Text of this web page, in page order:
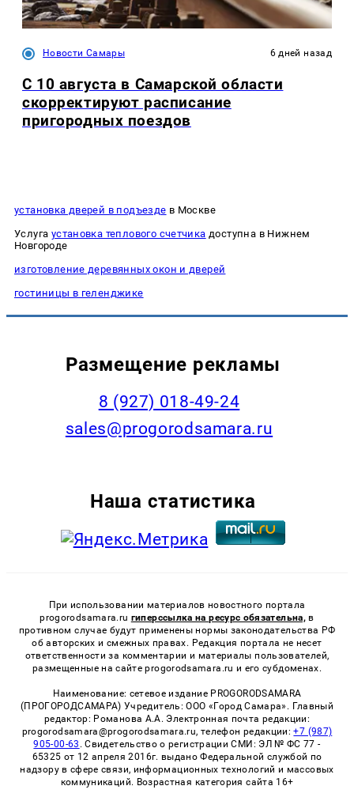
Новости Самары 6 дней назад
С 10 августа в Самарской области
скорректируют расписание
пригородных поездов
установка дверей в подъезде в Москве
Услуга установка теплового счетчика доступна в Нижнем
Новгороде
изготовление деревянных окон и дверей
гостиницы в геленджике
Размещение рекламы
8 (927) 018-49-24
sales@progorodsamara.ru
Наша статистика
При использовании материалов новостного портала
progorodsamara.ru гиперссылка на ресурс обязательна, в
противном случае будут применены нормы законодательства РФ
об авторских и смежных правах. Редакция портала не несет
ответственности за комментарии и материалы пользователей,
размещенные на сайте progorodsamara.ru и его субдоменах.
Наименование: сетевое издание PROGORODSAMARA
(ПРОГОРОДСАМАРА) Учредитель: ООО «Город Самара». Главный
редактор: Романова А.А. Электронная почта редакции:
progorodsamara@progorodsamara.ru, телефон редакции:+7 (987)
905-00-63 . Свидетельство о регистрации СМИ: ЭЛ № ФС 77 -
65325 от 12 апреля 2016г. выдано Федеральной службой по
надзору в сфере связи, информационных технологий и массовых
коммуникаций. Возрастная категория сайта 16+